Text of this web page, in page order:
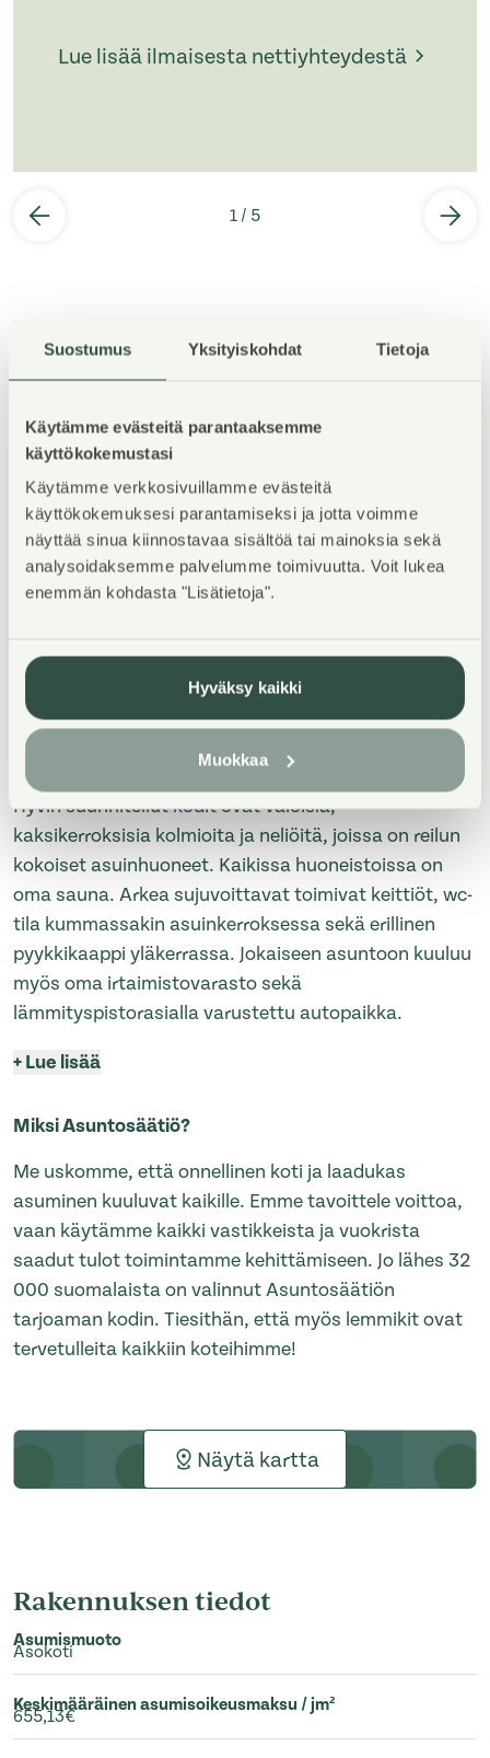
Suostumus Yksityiskohdat Tietoja
Käytämme evästeitä parantaaksemme
käyttökokemustasi
Käytämme verkkosivuillamme evästeitä
käyttökokemuksesi parantamiseksi ja jotta voimme
näyttää sinua kiinnostavaa sisältöä tai mainoksia sekä
analysoidaksemme palvelumme toimivuutta. Voit lukea
enemmän kohdasta "Lisätietoja".
Hyväksy kaikki
Muokkaa
Lue lisää ilmaisesta nettiyhteydestä
1 / 5
TERVETULOA asuntoesittelyyn maanantaina
3.8.2026 klo 14-15! Esittelyssä pääset tutustumaan
kaikkiin vapaisiin asuntoihin, voit jättää
asuntohakemuksen asuntosaatio.fi nettisivujen
kautta.
asumisoikeusasumista perheille, jotka arvostavat
luonnonläheisyyttä ja tilaa, tinkimättä kuitenkaan
palvelujen läheisyydestä. Modernit, vaaleat rivitalot
on varustettu energiatehokkain aurinkopaneelein.
Hyvin suunnitellut kodit ovat valoisia,
kaksikerroksisia kolmioita ja neliöitä, joissa on reilun
kokoiset asuinhuoneet. Kaikissa huoneistoissa on
oma sauna. Arkea sujuvoittavat toimivat keittiöt, wc-
tila kummassakin asuinkerroksessa sekä erillinen
pyykkikaappi yläkerrassa. Jokaiseen asuntoon kuuluu
myös oma irtaimistovarasto sekä
lämmityspistorasialla varustettu autopaikka.
+Lue lisää
Miksi Asuntosäätiö?
Me uskomme, että onnellinen koti ja laadukas
asuminen kuuluvat kaikille. Emme tavoittele voittoa,
vaan käytämme kaikki vastikkeista ja vuokrista
saadut tulot toimintamme kehittämiseen. Jo lähes 32
000 suomalaista on valinnut Asuntosäätiön
tarjoaman kodin. Tiesithän, että myös lemmikit ovat
tervetulleita kaikkiin koteihimme!
Näytä kartta
Rakennuksen tiedot
Asumismuoto
Asokoti
Keskimääräinen asumisoikeusmaksu / jm²
655,13€